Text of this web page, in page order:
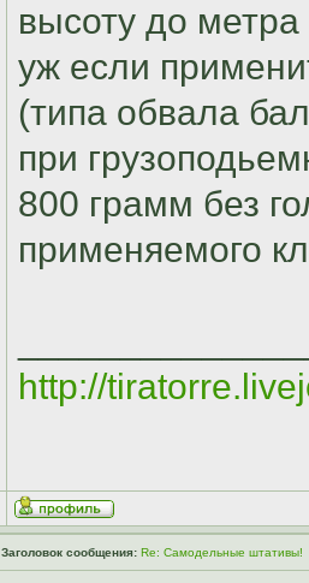
высоту до
уж если
(типа обвала
при
800 грамм без
применяемого
http://
Заголовок сообщения: Re: Самодельные штативы!